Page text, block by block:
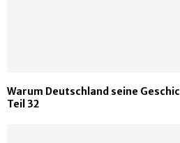
Warum Deutschland seine
Teil 32